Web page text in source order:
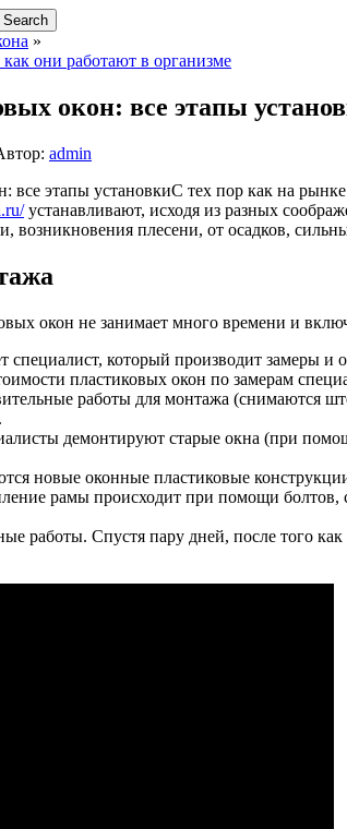
»
они работают в организме
окон: все этапы
admin
С тех пор как на
устанавливают, исходя из разных
возникновения плесени, от осадков,
окон не занимает много времени и
специалист, который производит замеры и
пластиковых окон по замерам
работы для монтажа (снимаются
демонтируют старые окна (при
новые оконные пластиковые
рамы происходит при помощи
работы. Спустя пару дней, после того